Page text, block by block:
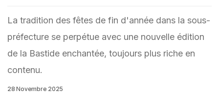
La tradition des fêtes de fin d'année dans la sous-
préfecture se perpétue avec une nouvelle édition
de la Bastide enchantée, toujours plus riche en
contenu.
28 Novembre 2025